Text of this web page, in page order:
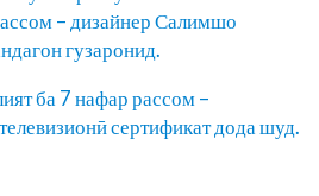
– дизайнер Салимшо
гузаронид.
ба 7 нафар рассом –
сертификат дода шуд.